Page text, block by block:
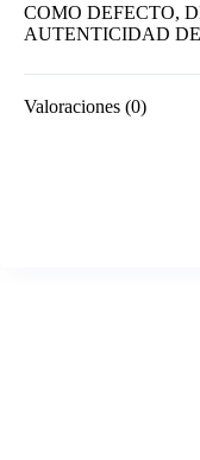
COMO DEFECTO,
AUTENTICIDAD
Valoraciones (0)